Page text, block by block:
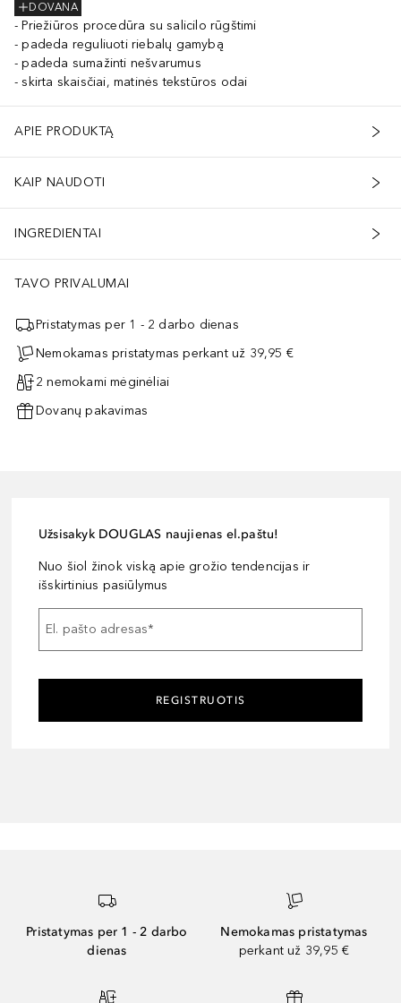
DOVANA
Priežiūros procedūra su salicilo rūgštimi
padeda reguliuoti riebalų gamybą
padeda sumažinti nešvarumus
skirta skaisčiai, matinės tekstūros odai
APIE PRODUKTĄ
KAIP NAUDOTI
INGREDIENTAI
TAVO PRIVALUMAI
Pristatymas per 1 - 2 darbo dienas
Nemokamas pristatymas perkant už 39,95 €
2 nemokami mėginėliai
Dovanų pakavimas
Užsisakyk DOUGLAS naujienas el.paštu!
Nuo šiol žinok viską apie grožio tendencijas ir
išskirtinius pasiūlymus
El. pašto adresas*
REGISTRUOTIS
Pristatymas per 1 - 2 darbo
dienas
Nemokamas pristatymas
perkant už 39,95 €